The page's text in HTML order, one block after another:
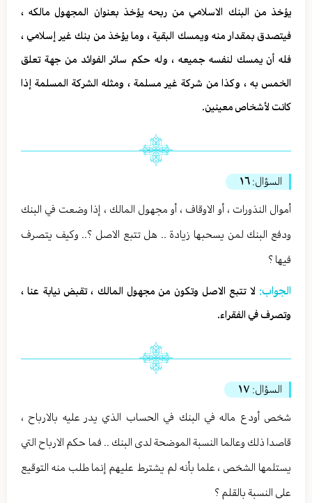
يؤخذ من البنك الاسلامي من ربحه يؤخذ بعنوان المجهول مالكه ،
فيتصدق بمقدار منه ويمسك البقية ، وما يؤخذ من بنك غير إسلامي ،
فله أن يمسك لنفسه جميعه ، وله حكم سائر الفوائد من جهة تعلق
الخمس به ، وكذا من شركة غير مسلمة ، ومثله الشركة المسلمة إذا
كانت لأشخاص معينين.
السؤال: ١٦
أموال النذورات ، أو الاوقاف ، أو مجهول المالك ، إذا وضعت في البنك
ودفع البنك لمن يسحبها زيادة .. هل تتبع الاصل ؟.. وكيف يتصرف
فيها ؟
الجواب: لا تتبع الاصل وتكون من مجهول المالك ، تقبض نيابة عنا ،
وتصرف في الفقراء.
السؤال: ١٧
شخص أودع ماله في البنك في الحساب الذي يدر عليه بالارباح ،
قاصدا ذلك وعالما النسبة الموضحة لدى البنك .. فما حكم الارباح التي
يستلمها الشخص ، علما بأنه لم يشترط عليهم إنما طلب منه التوقيع
على النسبة بالقلم ؟